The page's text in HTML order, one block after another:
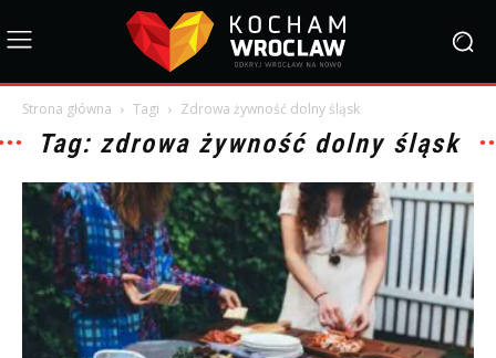
Strona główna Tagi Zdrowa żywność dolny śląsk
Tag: zdrowa żywność dolny śląsk